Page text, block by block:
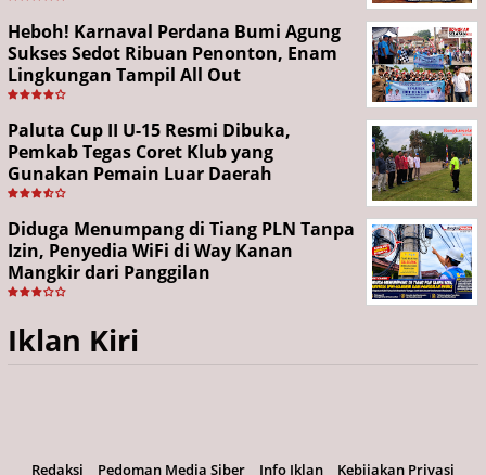
Heboh! Karnaval Perdana Bumi Agung
Sukses Sedot Ribuan Penonton, Enam
Lingkungan Tampil All Out
Paluta Cup II U-15 Resmi Dibuka,
Pemkab Tegas Coret Klub yang
Gunakan Pemain Luar Daerah
Diduga Menumpang di Tiang PLN Tanpa
Izin, Penyedia WiFi di Way Kanan
Mangkir dari Panggilan
Iklan Kiri
Redaksi Pedoman Media Siber Info Iklan Kebijakan Privasi